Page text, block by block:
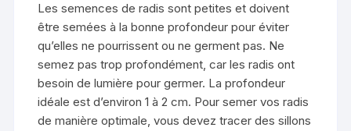
Les semences de radis sont petites et doivent
être semées à la bonne profondeur pour éviter
qu’elles ne pourrissent ou ne germent pas. Ne
semez pas trop profondément, car les radis ont
besoin de lumière pour germer. La profondeur
idéale est d’environ 1 à 2 cm. Pour semer vos radis
de manière optimale, vous devez tracer des sillons